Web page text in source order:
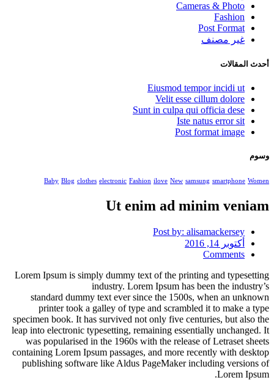
Cameras & Photo
Fashion
Post Format
غير مصنف
أحدث المقالات
Eiusmod tempor incidi ut
Velit esse cillum dolore
Sunt in culpa qui officia dese
Iste natus error sit
Post format image
وسوم
Baby Blog clothes electronic Fashion ilove New samsung smartphone Women
Ut enim ad minim veniam
Post by: alisamackersey
أكتوبر 14, 2016
Comments
Lorem Ipsum is simply dummy text of the printing and typesetting
industry. Lorem Ipsum has been the industry’s
standard dummy text ever since the 1500s, when an unknown
printer took a galley of type and scrambled it to make a type
specimen book. It has survived not only five centuries, but also the
leap into electronic typesetting, remaining essentially unchanged. It
was popularised in the 1960s with the release of Letraset sheets
containing Lorem Ipsum passages, and more recently with desktop
publishing software like Aldus PageMaker including versions of
Lorem Ipsum.